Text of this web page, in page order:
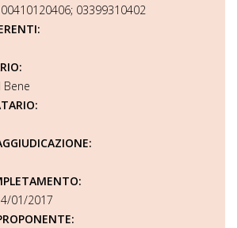
03399310402
Bene
01/2017